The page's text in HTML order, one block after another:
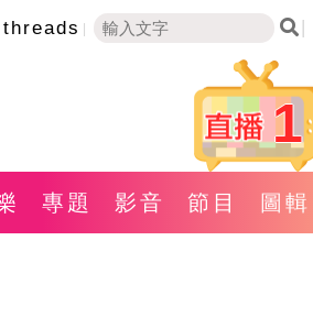
threads
1
專題 影音 節目 圖輯